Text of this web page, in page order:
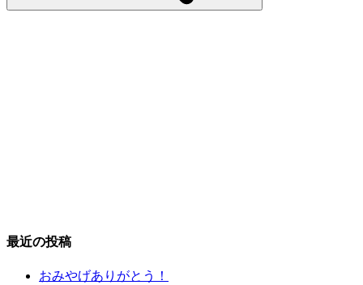
最近の投稿
おみやげありがとう！